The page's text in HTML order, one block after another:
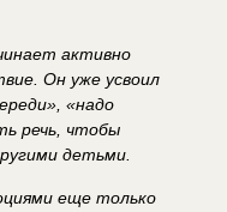
активно
Он уже усвоил
«надо
речь, чтобы
детьми.
еще только